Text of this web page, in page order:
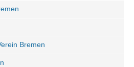
Bremen